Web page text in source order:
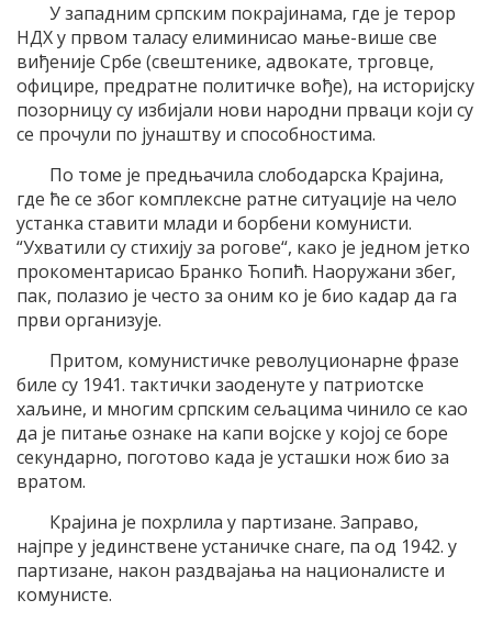
У западним српским покрајинама, где је терор
НДХ у првом таласу елиминисао мање-више све
виђеније Србе (свештенике, адвокате, трговце,
официре, предратне политичке вође), на историјску
позорницу су избијали нови народни прваци који су
се прочули по јунаштву и способностима.
По томе је предњачила слободарска Крајина,
где ће се због комплексне ратне ситуације на чело
устанка ставити млади и борбени комунисти.
“Ухватили су стихију за рогове“, како је једном јетко
прокоментарисао Бранко Ћопић. Наоружани збег,
пак, полазио је често за оним ко је био кадар да га
први организује.
Притом, комунистичке револуционарне фразе
биле су 1941. тактички заоденуте у патриотске
хаљине, и многим српским сељацима чинило се као
да је питање ознаке на капи војске у којој се боре
секундарно, поготово када је усташки нож био за
вратом.
Крајина је похрлила у партизане. Заправо,
најпре у јединствене устаничке снаге, па од 1942. у
партизане, након раздвајања на националисте и
комунисте.